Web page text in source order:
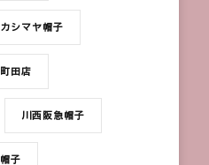
シマヤ帽子
田店
川西阪急帽子
帽子